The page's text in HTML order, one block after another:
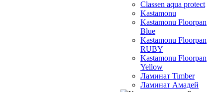
Classen aqua protect
Kastamonu
Kastamonu Floorpan
Blue
Kastamonu Floorpan
RUBY
Kastamonu Floorpan
Yellow
Ламинат Timber
Ламинат Амадей